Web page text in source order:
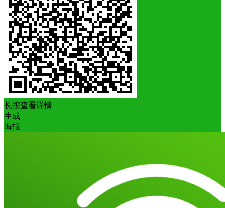
长按查看详情
生成
海报